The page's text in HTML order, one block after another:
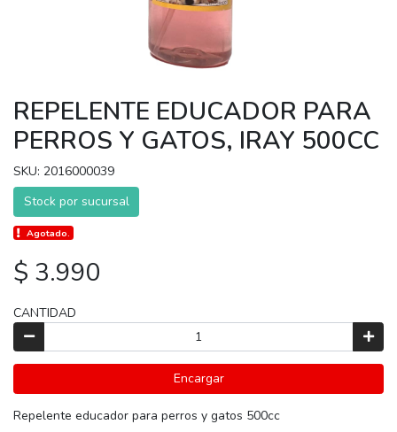
REPELENTE EDUCADOR PARA
PERROS Y GATOS, IRAY 500CC
SKU: 2016000039
Stock por sucursal
Agotado.
$ 3.990
CANTIDAD
Encargar
Repelente educador para perros y gatos 500cc